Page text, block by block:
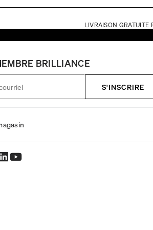
LIVRAISON GRATUITE
BRILLIANCE
S'INSCRIRE